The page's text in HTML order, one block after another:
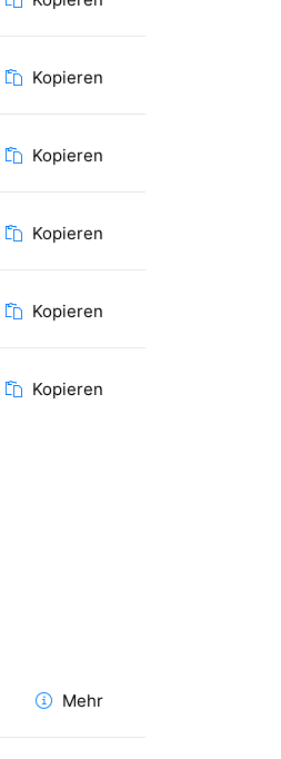
Kopieren
Kopieren
Kopieren
Kopieren
Kopieren
Mehr